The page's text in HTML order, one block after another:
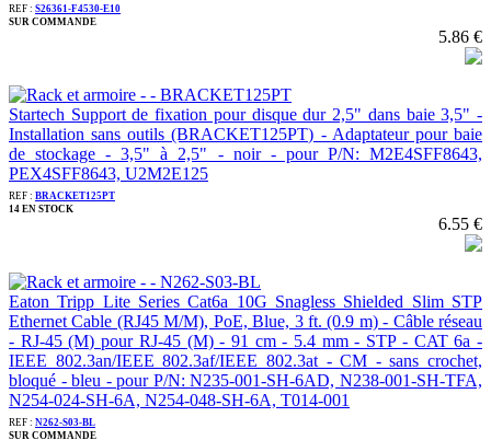
REF : S26361-F4530-E10
SUR COMMANDE
5.86 €
Startech Support de fixation pour disque dur 2,5" dans baie 3,5" -
Installation sans outils (BRACKET125PT) - Adaptateur pour baie
de stockage - 3,5" à 2,5" - noir - pour P/N: M2E4SFF8643,
PEX4SFF8643, U2M2E125
REF : BRACKET125PT
14 EN STOCK
6.55 €
Eaton Tripp Lite Series Cat6a 10G Snagless Shielded Slim STP
Ethernet Cable (RJ45 M/M), PoE, Blue, 3 ft. (0.9 m) - Câble réseau
- RJ-45 (M) pour RJ-45 (M) - 91 cm - 5.4 mm - STP - CAT 6a -
IEEE 802.3an/IEEE 802.3af/IEEE 802.3at - CM - sans crochet,
bloqué - bleu - pour P/N: N235-001-SH-6AD, N238-001-SH-TFA,
N254-024-SH-6A, N254-048-SH-6A, T014-001
REF : N262-S03-BL
SUR COMMANDE